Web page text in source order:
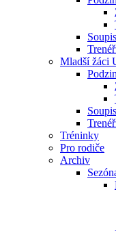
Mladší žáci
Tréninky
Pro rodiče
Archiv